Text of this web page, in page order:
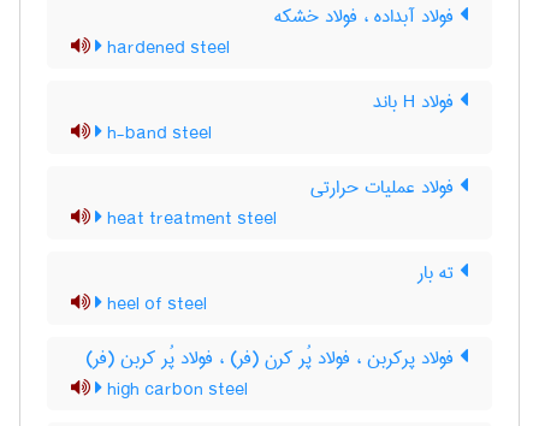
فولاد آبداده ، فولاد خشکه
hardened steel
فولاد H باند
h-band steel
فولاد عملیات حرارتی
heat treatment steel
ته بار
heel of steel
فولاد پرکربن ، فولاد پُر کرن (فر) ، فولاد پُر کربن (فر)
high carbon steel